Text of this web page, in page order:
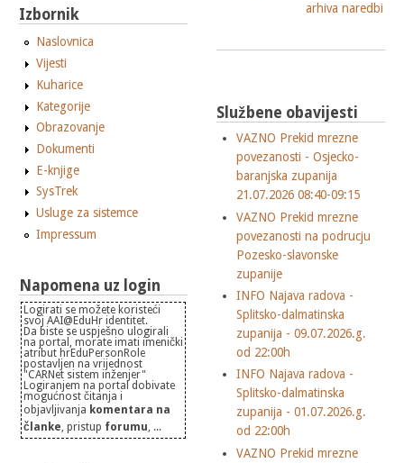
Izbornik
Naslovnica
Vijesti
Kuharice
Kategorije
Obrazovanje
Dokumenti
E-knjige
SysTrek
Usluge za sistemce
Impressum
Napomena uz login
Logirati se možete koristeći
svoj AAI@EduHr identitet.
Da biste se uspješno ulogirali
na portal, morate imati imenički
atribut hrEduPersonRole
postavljen na vrijednost
"CARNet sistem inženjer"
Logiranjem na portal dobivate
mogućnost čitanja i
objavljivanja komentara na
članke , pristup forumu , ...
arhiva naredbi
Službene obavijesti
VAZNO Prekid mrezne
povezanosti - Osjecko-
baranjska zupanija
21.07.2026 08:40-09:15
VAZNO Prekid mrezne
povezanosti na podrucju
Pozesko-slavonske
zupanije
INFO Najava radova -
Splitsko-dalmatinska
zupanija - 09.07.2026.g.
od 22:00h
INFO Najava radova -
Splitsko-dalmatinska
zupanija - 01.07.2026.g.
od 22:00h
VAZNO Prekid mrezne